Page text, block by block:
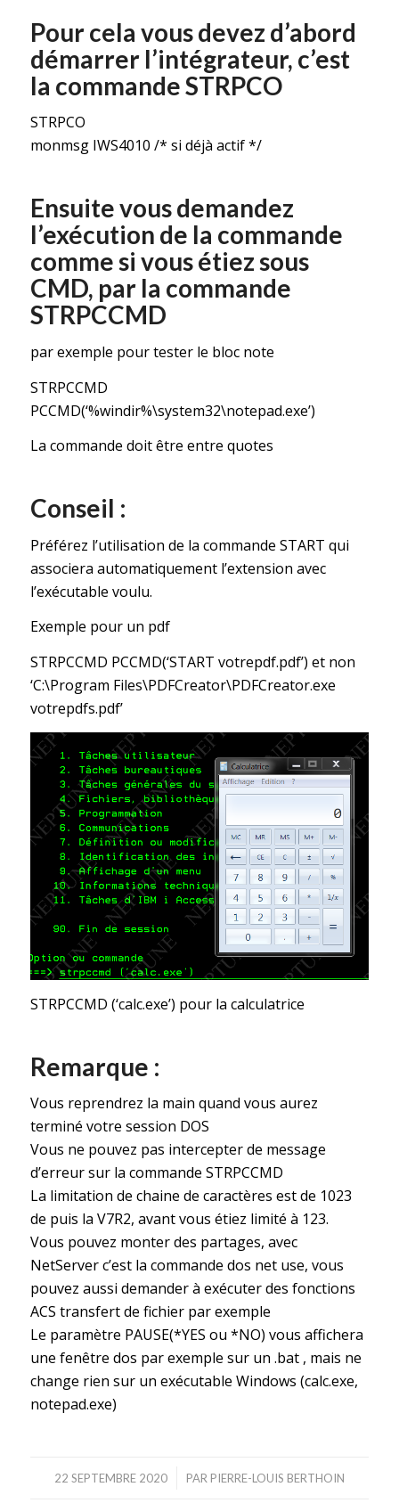
Pour cela vous devez d’abord
démarrer l’intégrateur, c’est
la commande STRPCO
STRPCO
monmsg IWS4010 /* si déjà actif */
Ensuite vous demandez
l’exécution de la commande
comme si vous étiez sous
CMD, par la commande
STRPCCMD
par exemple pour tester le bloc note
STRPCCMD
PCCMD(‘%windir%\system32\notepad.exe’)
La commande doit être entre quotes
Conseil :
Préférez l’utilisation de la commande START qui
associera automatiquement l’extension avec
l’exécutable voulu.
Exemple pour un pdf
STRPCCMD PCCMD(‘START votrepdf.pdf’) et non
‘C:\Program Files\PDFCreator\PDFCreator.exe
votrepdfs.pdf’
STRPCCMD (‘calc.exe’) pour la calculatrice
Remarque :
Vous reprendrez la main quand vous aurez
terminé votre session DOS
Vous ne pouvez pas intercepter de message
d’erreur sur la commande STRPCCMD
La limitation de chaine de caractères est de 1023
de puis la V7R2, avant vous étiez limité à 123.
Vous pouvez monter des partages, avec
NetServer c’est la commande dos net use, vous
pouvez aussi demander à exécuter des fonctions
ACS transfert de fichier par exemple
Le paramètre PAUSE(*YES ou *NO) vous affichera
une fenêtre dos par exemple sur un .bat , mais ne
change rien sur un exécutable Windows (calc.exe,
notepad.exe)
22 SEPTEMBRE 2020
/ PAR PIERRE-LOUIS BERTHOIN